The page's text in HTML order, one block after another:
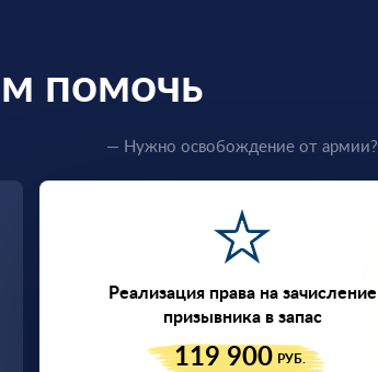
помочь
— Нужно освобождение от армии?
Реализация права на зачисление
призывника в запас
119 900 РУБ.